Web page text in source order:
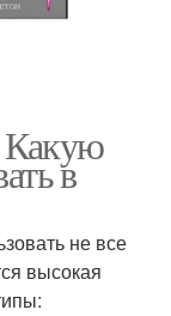
Какую
в
не все
высокая